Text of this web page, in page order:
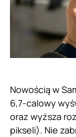
Nowością w
6,7-calowy
oraz wyższa
pikseli). Nie